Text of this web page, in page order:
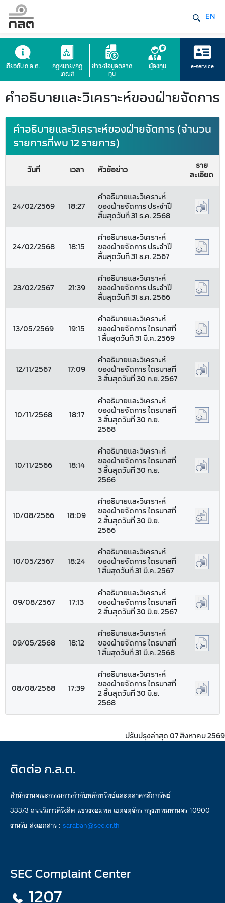
EN
เกี่ยวกับ ก.ล.ต.
กฎหมาย/กฎ
เกณฑ์
ข่าว/ข้อมูลตลาด
ทุน
ผู้ลงทุน e-service
คำอธิบายและวิเคราะห์ของฝ่ายจัดการ
คำอธิบายและวิเคราะห์ของฝ่ายจัดการ (จำนวน
รายการที่พบ 12 รายการ)
วันที่ เวลา หัวข้อข่าว
ราย
ละเอียด
24/02/2569 18:27
คำอธิบายและวิเคราะห์
ของฝ่ายจัดการ ประจำปี
สิ้นสุดวันที่ 31 ธ.ค. 2568
24/02/2568 18:15
คำอธิบายและวิเคราะห์
ของฝ่ายจัดการ ประจำปี
สิ้นสุดวันที่ 31 ธ.ค. 2567
23/02/2567 21:39
คำอธิบายและวิเคราะห์
ของฝ่ายจัดการ ประจำปี
สิ้นสุดวันที่ 31 ธ.ค. 2566
13/05/2569 19:15
คำอธิบายและวิเคราะห์
ของฝ่ายจัดการ ไตรมาสที่
1 สิ้นสุดวันที่ 31 มี.ค. 2569
12/11/2567 17:09
คำอธิบายและวิเคราะห์
ของฝ่ายจัดการ ไตรมาสที่
3 สิ้นสุดวันที่ 30 ก.ย. 2567
10/11/2568 18:17
คำอธิบายและวิเคราะห์
ของฝ่ายจัดการ ไตรมาสที่
3 สิ้นสุดวันที่ 30 ก.ย.
2568
10/11/2566 18:14
คำอธิบายและวิเคราะห์
ของฝ่ายจัดการ ไตรมาสที่
3 สิ้นสุดวันที่ 30 ก.ย.
2566
10/08/2566 18:09
คำอธิบายและวิเคราะห์
ของฝ่ายจัดการ ไตรมาสที่
2 สิ้นสุดวันที่ 30 มิ.ย.
2566
10/05/2567 18:24
คำอธิบายและวิเคราะห์
ของฝ่ายจัดการ ไตรมาสที่
1 สิ้นสุดวันที่ 31 มี.ค. 2567
09/08/2567 17:13
คำอธิบายและวิเคราะห์
ของฝ่ายจัดการ ไตรมาสที่
2 สิ้นสุดวันที่ 30 มิ.ย. 2567
09/05/2568 18:12
คำอธิบายและวิเคราะห์
ของฝ่ายจัดการ ไตรมาสที่
1 สิ้นสุดวันที่ 31 มี.ค. 2568
08/08/2568 17:39
คำอธิบายและวิเคราะห์
ของฝ่ายจัดการ ไตรมาสที่
2 สิ้นสุดวันที่ 30 มิ.ย.
2568
ปรับปรุงล่าสุด 07 สิงหาคม 2569
ติดต่อ ก.ล.ต.
สำนักงานคณะกรรมการกำกับหลักทรัพย์และตลาดหลักทรัพย์
333/3 ถนนวิภาวดีรังสิต แขวงจอมพล เขตจตุจักร กรุงเทพมหานคร 10900
งานรับ-ส่งเอกสาร : saraban@sec.or.th
SEC Complaint Center
1207